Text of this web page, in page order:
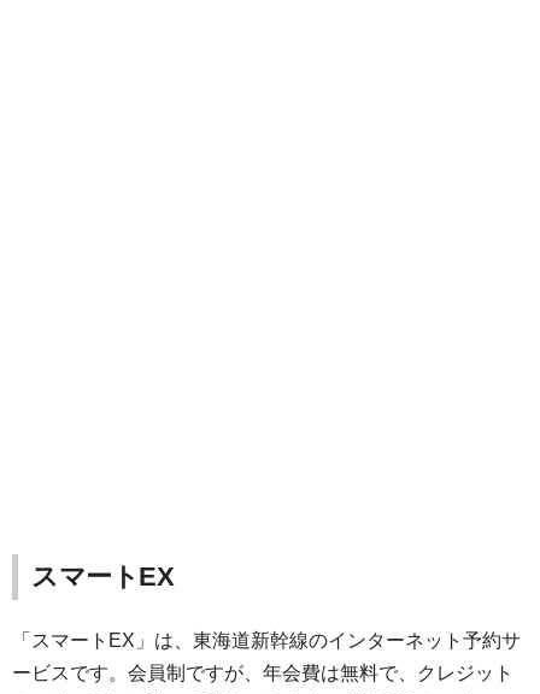
スマートEX
「スマートEX」は、東海道新幹線のインターネット予約サ
ービスです。会員制ですが、年会費は無料で、クレジット